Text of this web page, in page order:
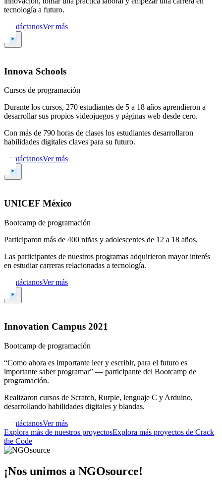
tecnología a futuro.
ContáctanosVer más
Innova Schools
Cursos de programación
Durante los cursos, 270 estudiantes de 5 a 18 años aprendieron a
desarrollar sus propios videojuegos y páginas web desde cero.
Con más de 790 horas de clases los estudiantes desarrollaron
habilidades digitales claves para su futuro.
ContáctanosVer más
UNICEF México
Bootcamp de programación
Participaron más de 400 niñas y adolescentes de 12 a 18 años.
Las participantes de nuestros programas adquirieron mayor interés
en estudiar carreras relacionadas a tecnología.
ContáctanosVer más
Innovation Campus 2021
Bootcamp de programación
“Como ahora es importante leer y escribir, para el futuro es
importante saber programar” — participante del Bootcamp de
programación.
Realizaron cursos de Scratch, Rurple, lenguaje C y Arduino,
desarrollando habilidades digitales y blandas.
ContáctanosVer más
Explora más de nuestros proyectosExplora más proyectos de Crack
the Code
¡Nos unimos a NGOsource!